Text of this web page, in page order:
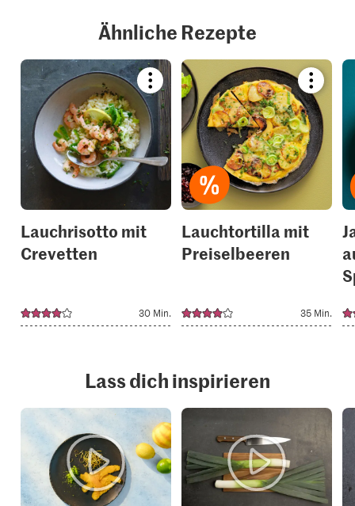
Ähnliche Rezepte
Bookmark
recipe
or
add
it
to
your
collections.
Lauchrisotto mit
Crevetten
30 Min.
recipe
or
add
it
to
your
Lauchtortilla mit
Preiselbeeren
35 Min.
Lass dich inspirieren